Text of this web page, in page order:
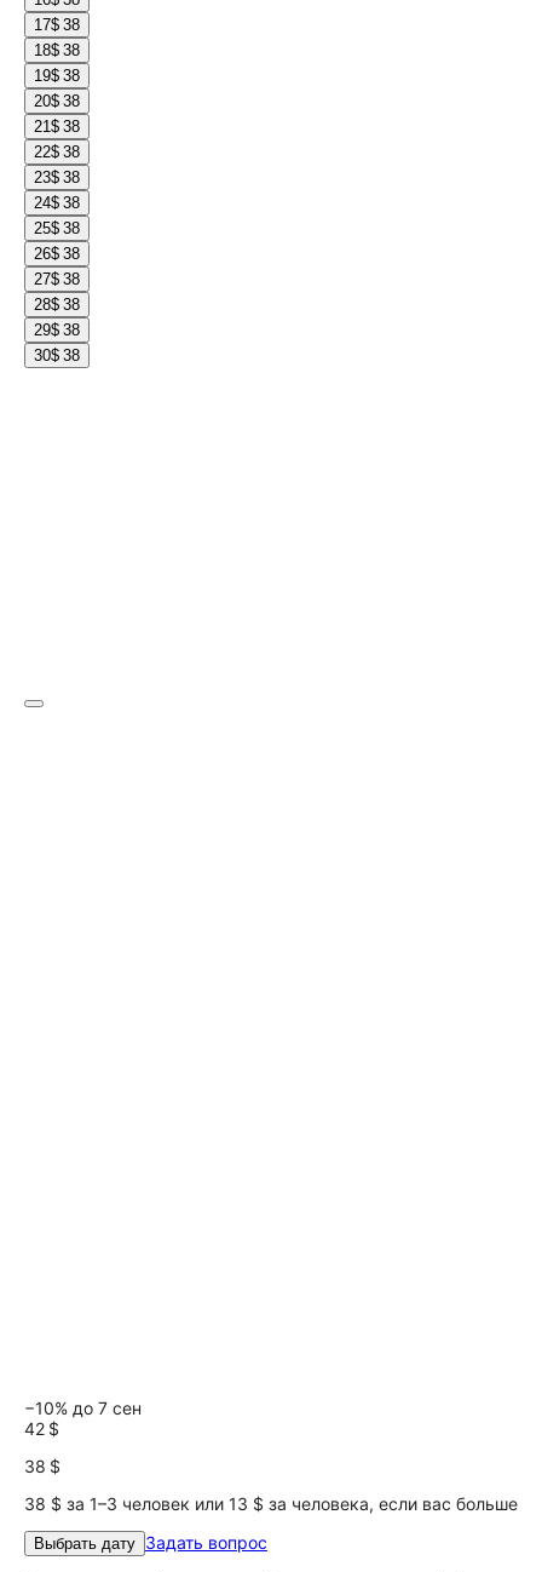
17$ 38
18$ 38
19$ 38
20$ 38
21$ 38
22$ 38
23$ 38
24$ 38
25$ 38
26$ 38
27$ 38
28$ 38
29$ 38
30$ 38
−10% до 7 сен
42 $
38 $
38 $ за 1–3 человек или 13 $ за человека, если вас больше
Выбрать дату Задать вопрос